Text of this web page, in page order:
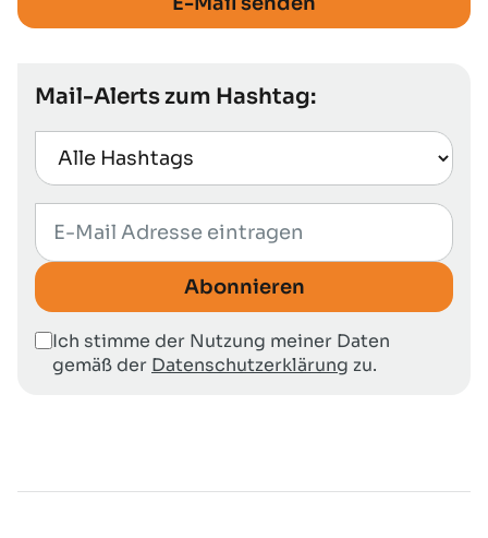
Mail-Alerts zum Hashtag:
Abonnieren
Ich stimme der Nutzung meiner Daten
gemäß der Datenschutzerklärung zu.